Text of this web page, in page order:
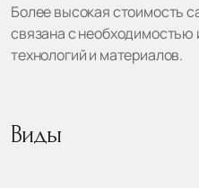
Более высокая стоимость
связана с
технологий и материалов.
Виды